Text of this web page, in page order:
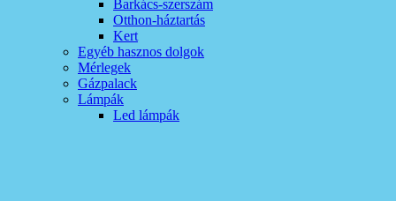
Barkács-szerszám
Otthon-háztartás
Kert
Egyéb hasznos dolgok
Mérlegek
Gázpalack
Lámpák
Led lámpák